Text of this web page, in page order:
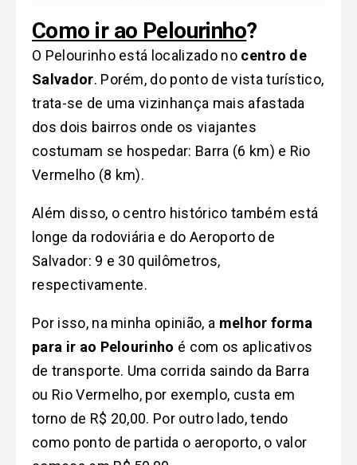
Como ir ao Pelourinho?
O Pelourinho está localizado no centro de
Salvador. Porém, do ponto de vista turístico,
trata-se de uma vizinhança mais afastada
dos dois bairros onde os viajantes
costumam se hospedar: Barra (6 km) e Rio
Vermelho (8 km).
Além disso, o centro histórico também está
longe da rodoviária e do Aeroporto de
Salvador: 9 e 30 quilômetros,
respectivamente.
Por isso, na minha opinião, a melhor forma
para ir ao Pelourinho é com os aplicativos
de transporte. Uma corrida saindo da Barra
ou Rio Vermelho, por exemplo, custa em
torno de R$ 20,00. Por outro lado, tendo
como ponto de partida o aeroporto, o valor